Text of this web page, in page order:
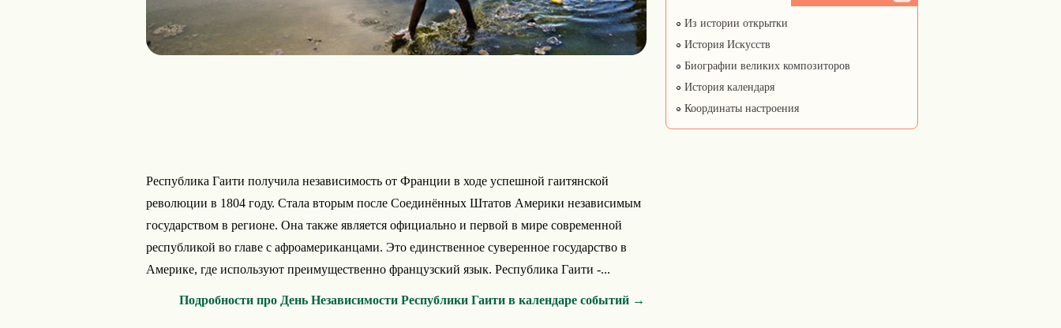
Республика Гаити получила независимость от Франции в ходе успешной гаитянской
революции в 1804 году. Стала вторым после Соединённых Штатов Америки независимым
государством в регионе. Она также является официально и первой в мире современной
республикой во главе с афроамериканцами. Это единственное суверенное государство в
Америке, где используют преимущественно французский язык. Республика Гаити -...
Подробности про День Независимости Республики Гаити в календаре событий →
Из истории открытки
История Искусств
Биографии великих композиторов
История календаря
Координаты настроения